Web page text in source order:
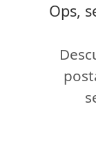
Ops,